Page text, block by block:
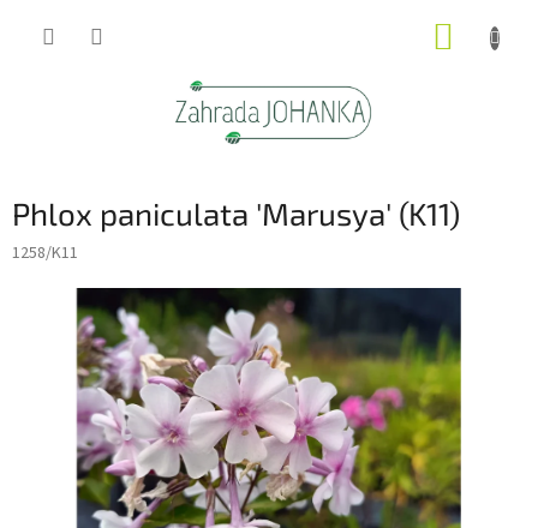
Phlox paniculata 'Marusya' (K11)
1258/K11